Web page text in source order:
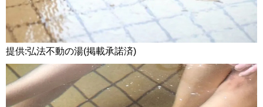
提供:弘法不動の湯(掲載承諾済)